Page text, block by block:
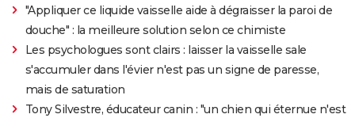
1999 Comme un voleur
1999 Double jeu
1998 Comportements troublants
"Appliquer ce liquide vaisselle aide à dégraisser la paroi de
douche" : la meilleure solution selon ce chimiste
Les psychologues sont clairs : laisser la vaisselle sale
s'accumuler dans l'évier n'est pas un signe de paresse,
mais de saturation
Tony Silvestre, éducateur canin : "un chien qui éternue n'est